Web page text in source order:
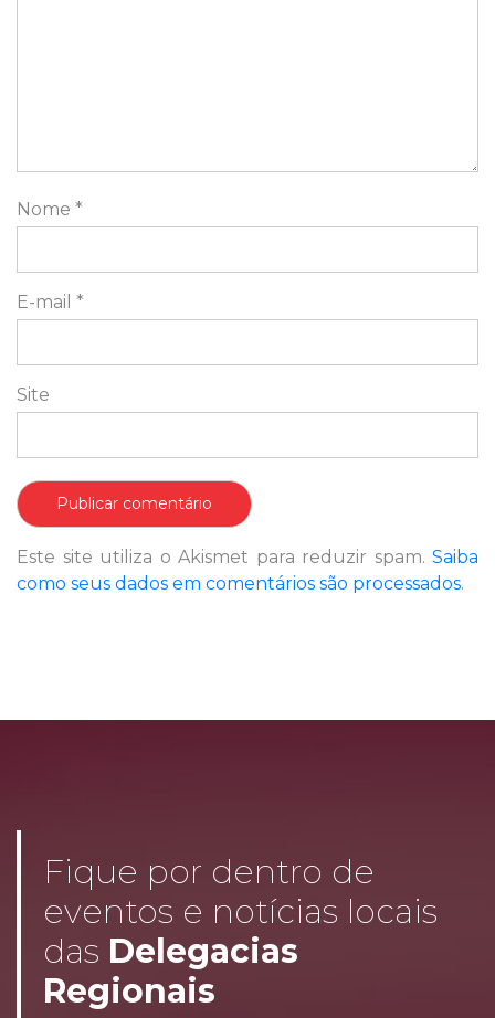
Nome *
E-mail *
Site
Este site utiliza o Akismet para reduzir spam. Saiba
como seus dados em comentários são processados.
Fique por dentro de
eventos e notícias locais
das Delegacias
Regionais